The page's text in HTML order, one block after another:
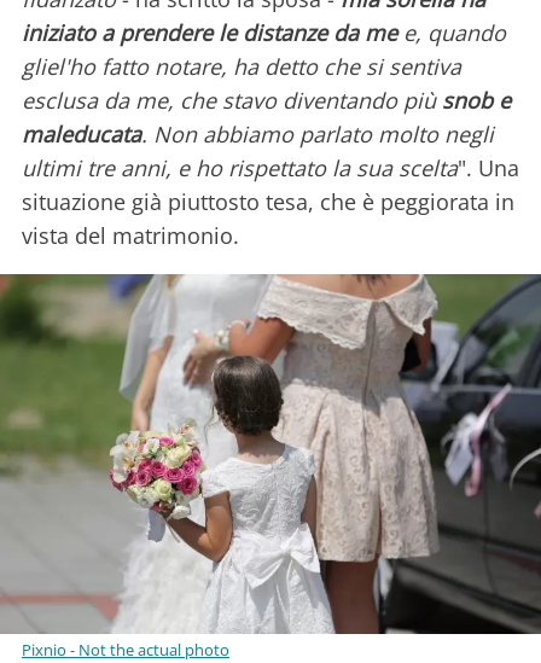
iniziato a prendere le distanze da mee, quando
gliel'ho fatto notare, ha detto che si sentiva
esclusa da me, che stavo diventando più snob e
maleducata. Non abbiamo parlato molto negli
ultimi tre anni, e ho rispettato la sua scelta". Una
situazione già piuttosto tesa, che è peggiorata in
vista del matrimonio.
Pixnio - Not the actual photo